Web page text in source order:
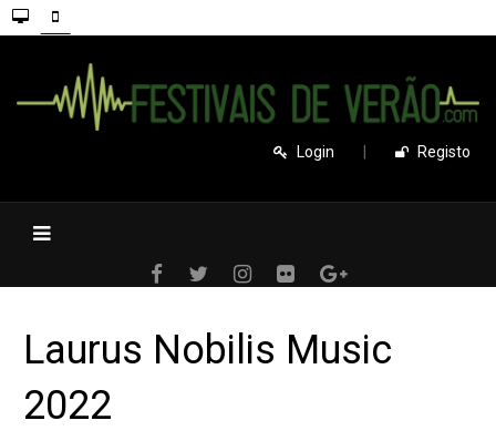
Login Registo
Laurus Nobilis Music
2022